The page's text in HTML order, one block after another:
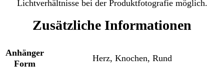
Lichtverhältnisse bei der Produktfotografie möglich.
Zusätzliche Informationen
Anhänger
Form
Herz, Knochen, Rund